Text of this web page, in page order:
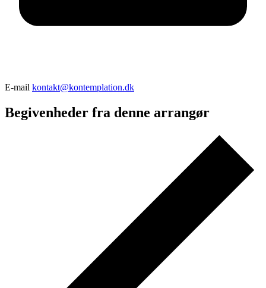
E-mail kontakt@kontemplation.dk
Begivenheder fra denne arrangør